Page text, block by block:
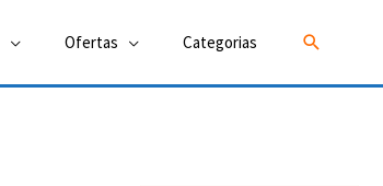
Ofertas Categorias Buscar